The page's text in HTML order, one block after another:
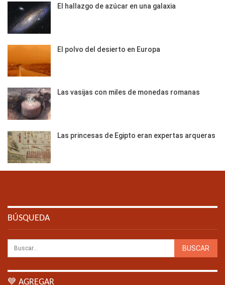
El hallazgo de azúcar en una galaxia
El polvo del desierto en Europa
Las vasijas con miles de monedas romanas
Las princesas de Egipto eran expertas arqueras
BÚSQUEDA
💙 AGREGAR